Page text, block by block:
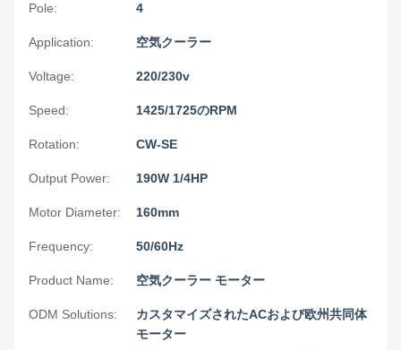
Pole: 4
Application: 空気クーラー
Voltage: 220/230v
Speed: 1425/1725のRPM
Rotation: CW-SE
Output Power: 190W 1/4HP
Motor Diameter: 160mm
Frequency: 50/60Hz
Product Name: 空気クーラー モーター
ODM Solutions:
カスタマイズされたACおよび欧州共同体
モーター